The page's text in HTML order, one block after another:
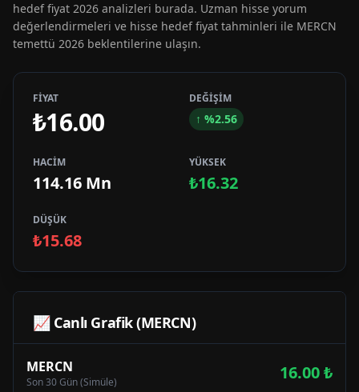
hedef fiyat 2026 analizleri burada. Uzman hisse yorum
değerlendirmeleri ve hisse hedef fiyat tahminleri ile MERCN
temettü 2026 beklentilerine ulaşın.
FİYAT
₺16.00
DEĞİŞİM
↑ %2.56
HACİM
114.16 Mn
YÜKSEK
₺16.32
DÜŞÜK
₺15.68
📈 Canlı Grafik (MERCN)
MERCN
Son 30 Gün (Simüle) 16.00₺